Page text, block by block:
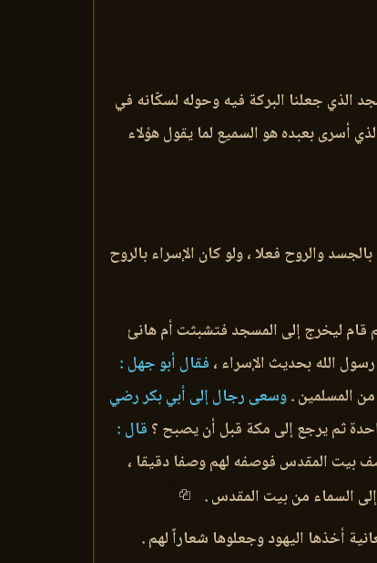
الذي جعلنا البركة فيه وحوله لسكّانه في
أسرى بعبده هو السميع لما يقول هؤلاء
بالجسد والروح فعلا ، ولو كان الإسراء بالروح
قام ليخرج إلى المسجد فتشبثت أم هانئ
الله بحديث الإسراء ، فقال أبو جهل :
المسلمين .وسعى رجال إلى أبي بكر رضي
ثم يرجع إلى مكة قبل أن يصبح ؟ قال :
بيت المقدس فوصفه لهم وصفا دقيقا ،
إلى السماء من بيت المقدس .
أخذها اليهود وجعلوها شعاراً لهم .